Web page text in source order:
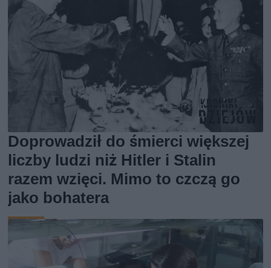
Doprowadził do śmierci większej
liczby ludzi niż Hitler i Stalin
razem wzięci. Mimo to czczą go
jako bohatera